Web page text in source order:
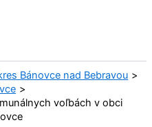
Bánovce nad Bebravou
voľbách v obci